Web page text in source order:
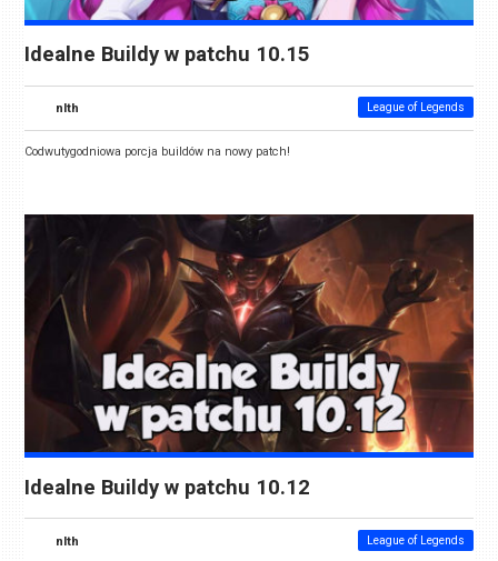
Idealne Buildy w patchu 10.15
nlth League of Legends
Codwutygodniowa porcja buildów na nowy patch!
Idealne Buildy w patchu 10.12
nlth League of Legends